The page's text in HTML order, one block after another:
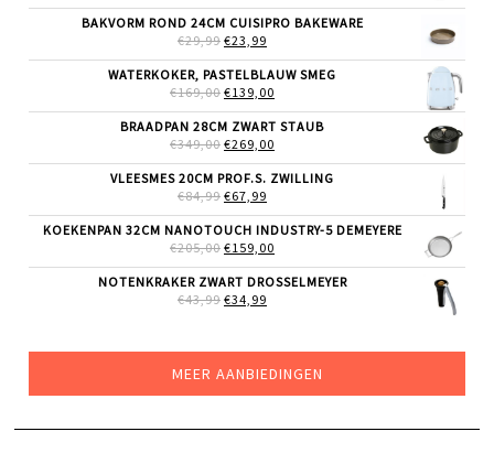
WAS:
€189,00.
IS:
BAKVORM ROND 24CM CUISIPRO BAKEWARE
€29,99 OORSPRONKELIJKE
WAS:
€29,99.
€23,99
IS:
€23,99.
WATERKOKER, PASTELBLAUW SMEG
€169,00 OORSPRONKELIJKE
WAS:
€169,00.
€139,00
IS:
BRAADPAN 28CM ZWART STAUB
€349,00 OORSPRONKELIJKE
WAS:
€349,00.
€269,00
IS:
VLEESMES 20CM PROF.S. ZWILLING
€84,99 OORSPRONKELIJKE
WAS:
€84,99.
€67,99
IS:
€67,99.
KOEKENPAN 32CM NANOTOUCH INDUSTRY-5 DEMEYERE
€205,00 OORSPRONKELIJKE
WAS:
€205,00.
€159,00
IS:
NOTENKRAKER ZWART DROSSELMEYER
€43,99 OORSPRONKELIJKE
€34,99
MEER AANBIEDINGEN